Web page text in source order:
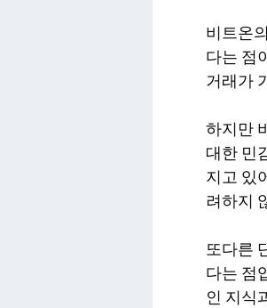
비트온
다는 점
거래가
하지만
대한 민
지고 있
려하지
또다른
다는 점
인 지식